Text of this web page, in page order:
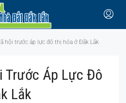
hội trước áp lực đô thị hóa ở Đắk Lắk
Trước Áp Lực Đô
Lắk